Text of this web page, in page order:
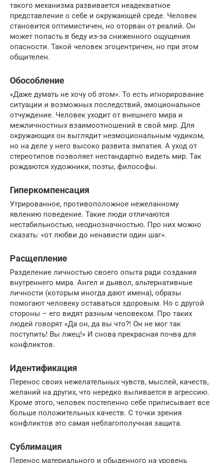
такого механизма развивается неадекватное
представление о себе и окружающей среде. Человек
становится оптимистичен, но оторван от реалий. Он
может попасть в беду из-за сниженного ощущения
опасности. Такой человек эгоцентричен, но при этом
общителен.
Обособление
«Даже думать не хочу об этом». То есть игнорирование
ситуации и возможных последствий, эмоциональное
отчуждение. Человек уходит от внешнего мира и
межличностных взаимоотношений в свой мир. Для
окружающих он выглядит неэмоциональным чудиком,
но на деле у него высоко развита эмпатия. А уход от
стереотипов позволяет нестандартно видеть мир. Так
рождаются художники, поэты, философы.
Гиперкомпенсация
Утрированное, противоположное нежеланному
явлению поведение. Такие люди отличаются
нестабильностью, неоднозначностью. Про них можно
сказать: «от любви до ненависти один шаг».
Расщепление
Разделение личностью своего опыта ради создания
внутреннего мира. Ангел и дьявол, альтернативные
личности (которым иногда дают имена), образы
помогают человеку оставаться здоровым. Но с другой
стороны – его видят разным человеком. Про таких
людей говорят «Да он, да вы что?! Он не мог так
поступить! Вы лжец!» И снова прекрасная почва для
конфликтов.
Идентификация
Перенос своих нежелательных чувств, мыслей, качеств,
желаний на других, что нередко выливается в агрессию.
Кроме этого, человек постепенно себе приписывает все
больше положительных качеств. С точки зрения
конфликтов это самая неблагополучная защита.
Сублимация
Перенос материального и обыденного на уровень